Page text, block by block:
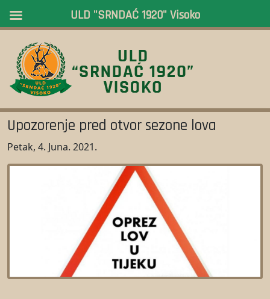
Upozorenje pred otvor sezone lova
Petak, 4. Juna. 2021.
ULD "SRNDAĆ 1920" Visoko